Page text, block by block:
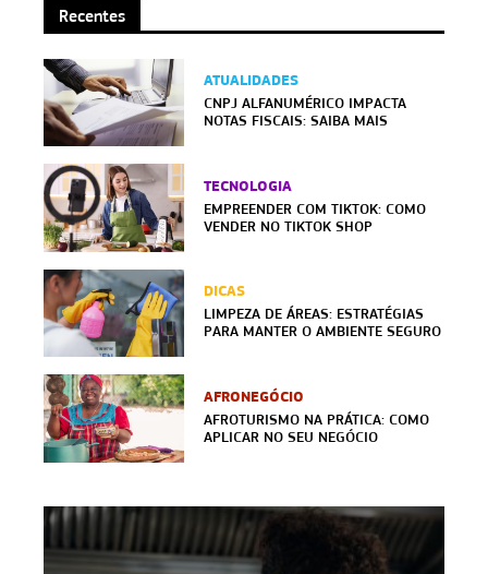
Recentes
ATUALIDADES
CNPJ ALFANUMÉRICO IMPACTA
NOTAS FISCAIS: SAIBA MAIS
TECNOLOGIA
EMPREENDER COM TIKTOK: COMO
VENDER NO TIKTOK SHOP
DICAS
LIMPEZA DE ÁREAS: ESTRATÉGIAS
PARA MANTER O AMBIENTE SEGURO
AFRONEGÓCIO
AFROTURISMO NA PRÁTICA: COMO
APLICAR NO SEU NEGÓCIO